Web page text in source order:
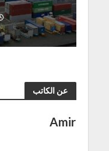
عن الكاتب
Amir